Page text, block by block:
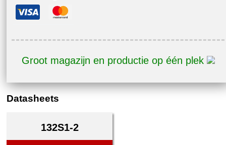
Groot magazijn en productie op één plek
Datasheets
132S1-2